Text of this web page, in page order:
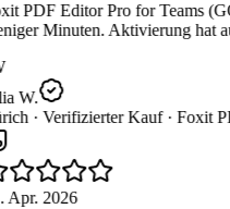
PDF Editor Pro for Teams
Minuten. Aktivierung hat
W.
· Verifizierter Kauf · Foxit
Apr. 2026